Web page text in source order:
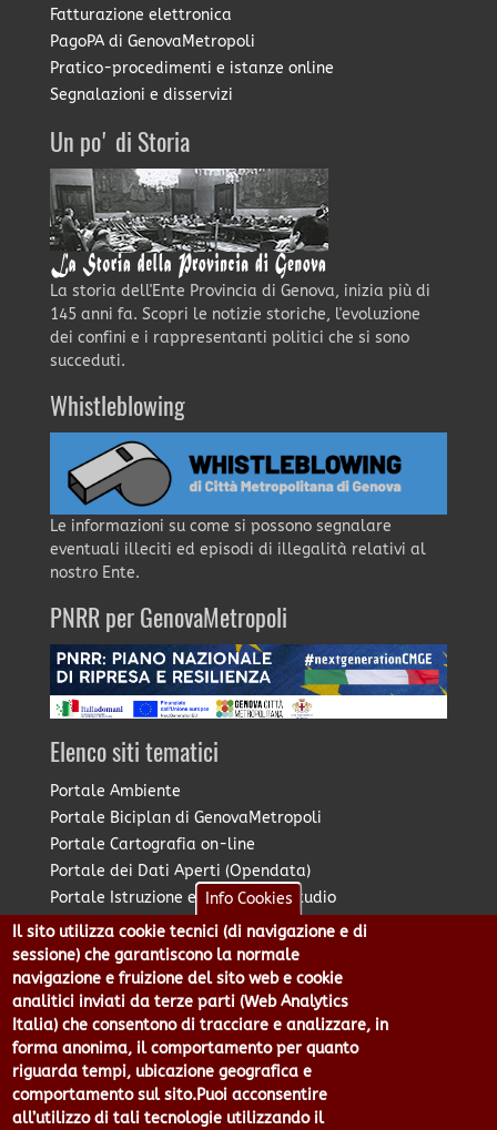
Fatturazione elettronica
PagoPA di GenovaMetropoli
Pratico-procedimenti e istanze online
Segnalazioni e disservizi
Un po' di Storia
La storia dell'Ente Provincia di Genova, inizia più di
145 anni fa. Scopri le notizie storiche, l'evoluzione
dei confini e i rappresentanti politici che si sono
succeduti.
Whistleblowing
Le informazioni su come si possono segnalare
eventuali illeciti ed episodi di illegalità relativi al
nostro Ente.
PNRR per GenovaMetropoli
Elenco siti tematici
Portale Ambiente
Portale Biciplan di GenovaMetropoli
Portale Cartografia on-line
Portale dei Dati Aperti (Opendata)
Portale Istruzione e Diritto allo Studio
Portale Marketing Territoriale
Portale Piano Strategico Metropolitano
Portale PUMS di GenovaMetropoli
Portale Stazione Unica Appaltante
Pratico: procedimenti e istanze online
Città Metropolitana di Genova - Piazzale Mazzini 2 -16122 -
Info Cookies
Il sito utilizza cookie tecnici (di navigazione e di
sessione) che garantiscono la normale
navigazione e fruizione del sito web e cookie
analitici inviati da terze parti (Web Analytics
Italia) che consentono di tracciare e analizzare, in
forma anonima, il comportamento per quanto
riguarda tempi, ubicazione geografica e
comportamento sul sito.Puoi acconsentire
all’utilizzo di tali tecnologie utilizzando il